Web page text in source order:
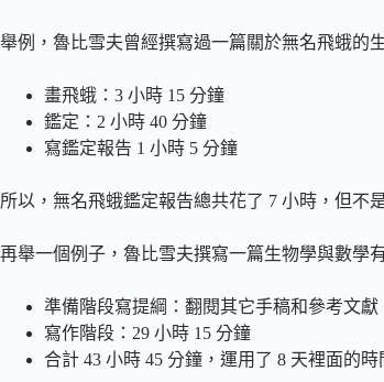
舉例，魯比雪夫曾經撰寫過一篇關於無名飛蛾的
畫飛蛾：3 小時 15 分鐘
鑑定：2 小時 40 分鐘
寫鑑定報告 1 小時 5 分鐘
所以，無名飛蛾鑑定報告總共花了 7 小時，但不
再舉一個例子，魯比雪夫撰寫一篇生物學與數學
準備階段寫提綱：翻閱其它手稿和參考文獻
寫作階段：29 小時 15 分鐘
合計 43 小時 45 分鐘，運用了 8 天裡面的時